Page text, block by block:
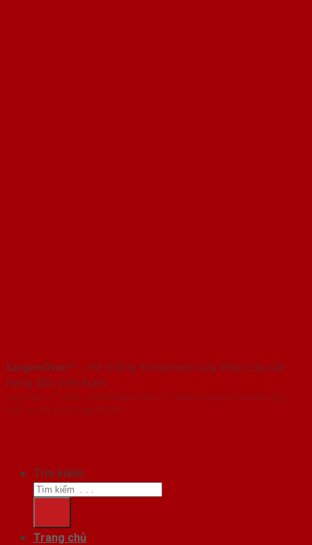
SaigonDoor™ - Hệ thống Showroom cửa thép cửa sắt
hàng đầu Việt Nam
Copyright ⓒ 2016 – 2026 SaigonDoor™ - www.cuagocomposite.org |
Đơn vị chủ quản SaigonDoor
Tìm kiếm:
Trang chủ